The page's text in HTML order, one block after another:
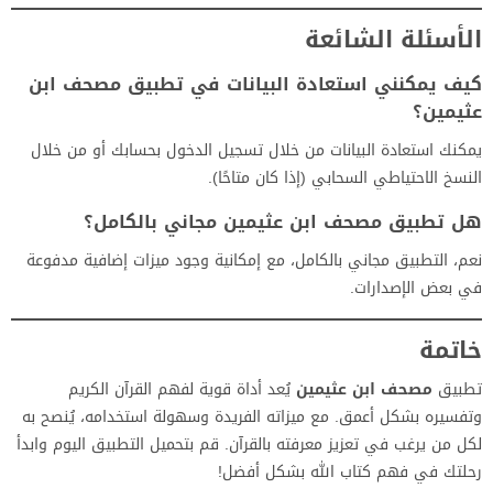
الأسئلة الشائعة
كيف يمكنني استعادة البيانات في تطبيق مصحف ابن
عثيمين؟
يمكنك استعادة البيانات من خلال تسجيل الدخول بحسابك أو من خلال
النسخ الاحتياطي السحابي (إذا كان متاحًا).
هل تطبيق مصحف ابن عثيمين مجاني بالكامل؟
نعم، التطبيق مجاني بالكامل، مع إمكانية وجود ميزات إضافية مدفوعة
في بعض الإصدارات.
خاتمة
تطبيق مصحف ابن عثيمين يُعد أداة قوية لفهم القرآن الكريم
وتفسيره بشكل أعمق. مع ميزاته الفريدة وسهولة استخدامه، يُنصح به
لكل من يرغب في تعزيز معرفته بالقرآن. قم بتحميل التطبيق اليوم وابدأ
رحلتك في فهم كتاب الله بشكل أفضل!